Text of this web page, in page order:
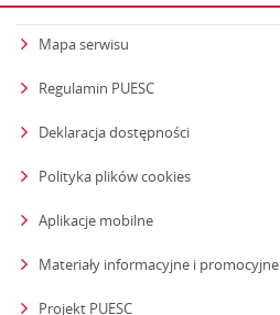
Mapa serwisu
Regulamin PUESC
Deklaracja dostępności
Polityka plików cookies
Aplikacje mobilne
Materiały informacyjne i promocyjne
Projekt PUESC